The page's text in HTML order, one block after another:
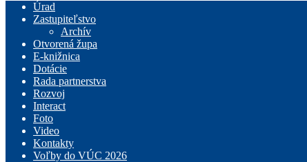
Úrad
Zastupiteľstvo
Archív
Otvorená župa
E-knižnica
Dotácie
Rada partnerstva
Rozvoj
Interact
Foto
Video
Kontakty
Voľby do VÚC 2026